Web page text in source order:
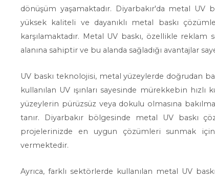
dönüşüm yaşamaktadır. Diyarbakır'da metal UV
yüksek kaliteli ve dayanıklı metal baskı
karşılamaktadır. Metal UV baskı, özellikle
alanına sahiptir ve bu alanda sağladığı avantajlar
UV baskı teknolojisi, metal yüzeylerde doğrudan
kullanılan UV ışınları sayesinde mürekkebin hızlı
yüzeylerin pürüzsüz veya dokulu olmasına
tanır. Diyarbakır bölgesinde metal UV baskı
projelerinizde en uygun çözümleri sunmak
vermektedir.
Ayrıca, farklı sektörlerde kullanılan metal UV